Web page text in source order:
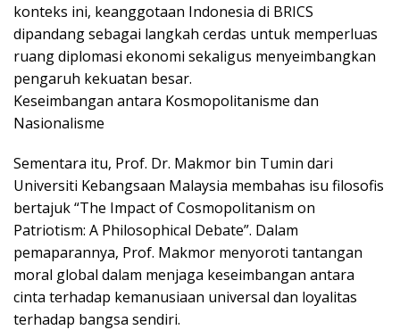
konteks ini, keanggotaan Indonesia di BRICS
dipandang sebagai langkah cerdas untuk memperluas
ruang diplomasi ekonomi sekaligus menyeimbangkan
pengaruh kekuatan besar.
Keseimbangan antara Kosmopolitanisme dan
Nasionalisme
Sementara itu, Prof. Dr. Makmor bin Tumin dari
Universiti Kebangsaan Malaysia membahas isu filosofis
bertajuk “The Impact of Cosmopolitanism on
Patriotism: A Philosophical Debate”. Dalam
pemaparannya, Prof. Makmor menyoroti tantangan
moral global dalam menjaga keseimbangan antara
cinta terhadap kemanusiaan universal dan loyalitas
terhadap bangsa sendiri.